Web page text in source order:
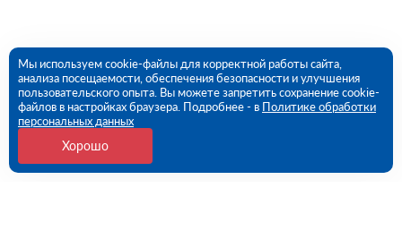
Мы используем cookie-файлы для корректной работы сайта,
анализа посещаемости, обеспечения безопасности и улучшения
пользовательского опыта. Вы можете запретить сохранение cookie-
файлов в настройках браузера. Подробнее - в Политике обработки
персональных данных
Хорошо